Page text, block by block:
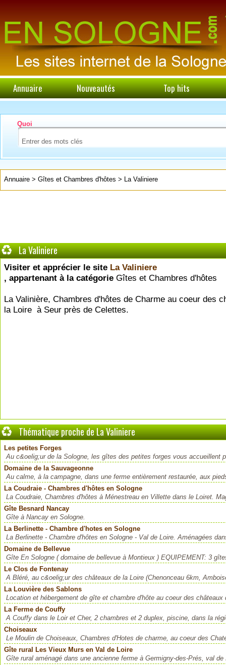
Annuaire Nouveautés Top hits
Quoi
Annuaire > Gîtes et Chambres d'hôtes > La Valiniere
La Valiniere
Visiter et apprécier le site La Valiniere
, appartenant à la catégorie Gîtes et Chambres d'hôtes
La Valinière, Chambres d'hôtes de Charme au coeur des
la Loire à Seur près de Celettes.
Thématique proche de La Valiniere
Les petites Forges
Au c&oelig;ur de la Sologne, les gîtes des petites forges vous accueillent
Domaine de la Sauvageonne
Au calme, à la campagne, dans une ferme entièrement restaurée, aux
La Coudraie - Chambres d'hôtes en Sologne
La Coudraie, Chambres d'hôtes à Ménestreau en Villette dans le Loiret.
Gîte Besnard Nancay
Gîte à Nancay en Sologne.
La Berlinette - Chambre d'hotes en Sologne
La Berlinette - Chambre d'hôtes en Sologne - Val de Loire. Aménagées
Domaine de Bellevue
Gîte En Sologne ( domaine de bellevue à Montieux ) EQUIPEMENT: 3
Le Clos de Fontenay
A Bléré, au c&oelig;ur des châteaux de la Loire (Chenonceau 6km,
La Louvière des Sablons
Location et hébergement de gîte et chambre d'hôte au coeur des
La Ferme de Couffy
A Couffy dans le Loir et Cher, 2 chambres et 2 duplex, piscine, dans la
Choiseaux
Le Moulin de Choiseaux, Chambres d'Hotes de charme, au coeur des
Gîte rural Les Vieux Murs en Val de Loire
Gîte rural aménagé dans une ancienne ferme à Germigny-des-Prés, val de